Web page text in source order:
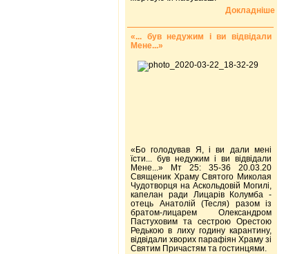
Докладніше
«... був недужим і ви відвідали
Мене...»
«Бо голодував Я, і ви дали мені
їсти... був недужим і ви відвідали
Мене...» Мт 25: 35-36 20.03.20
Священик Храму Святого Миколая
Чудотворця на Аскольдовій Могилі,
капелан ради Лицарів Колумба -
отець Анатолій (Тесля) разом із
братом-лицарем Олександром
Пастуховим та сестрою Орестою
Редькою в лиху годину карантину,
відвідали хворих парафіян Храму зі
Святим Причастям та гостинцями.